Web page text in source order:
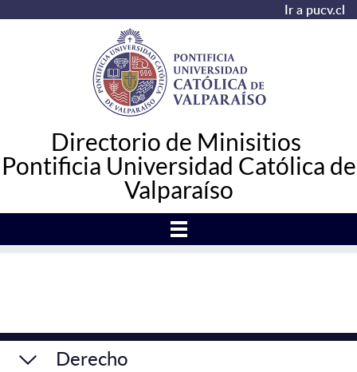
Ir a pucv.cl
Directorio de Minisitios
Pontificia Universidad Católica de
Valparaíso
Derecho